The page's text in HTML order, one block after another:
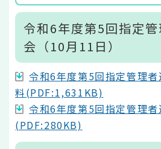
令和6年度第5回指定
会（10月11日）
令和6年度第5回指定管理
料(PDF:1,631KB)
令和6年度第5回指定管理
(PDF:280KB)